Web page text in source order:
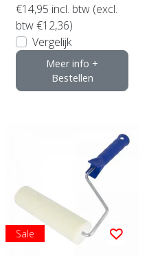
€14,95 incl. btw (excl.
btw €12,36)
Vergelijk
Meer info +
Bestellen
Sale